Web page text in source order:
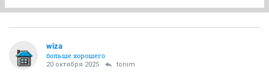
wiza
больше хорошего
20 октября 2025 tonim